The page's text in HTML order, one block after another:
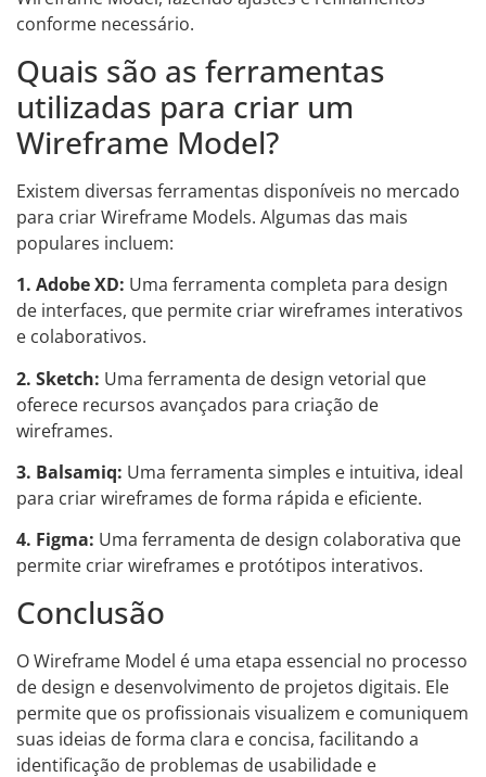
conforme necessário.
Quais são as ferramentas
utilizadas para criar um
Wireframe Model?
Existem diversas ferramentas disponíveis no mercado
para criar Wireframe Models. Algumas das mais
populares incluem:
1. Adobe XD: Uma ferramenta completa para design
de interfaces, que permite criar wireframes interativos
e colaborativos.
2. Sketch: Uma ferramenta de design vetorial que
oferece recursos avançados para criação de
wireframes.
3. Balsamiq: Uma ferramenta simples e intuitiva, ideal
para criar wireframes de forma rápida e eficiente.
4. Figma: Uma ferramenta de design colaborativa que
permite criar wireframes e protótipos interativos.
Conclusão
O Wireframe Model é uma etapa essencial no processo
de design e desenvolvimento de projetos digitais. Ele
permite que os profissionais visualizem e comuniquem
suas ideias de forma clara e concisa, facilitando a
identificação de problemas de usabilidade e